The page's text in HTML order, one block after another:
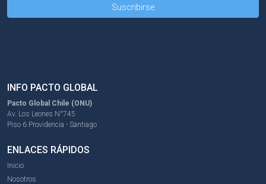
INFO PACTO GLOBAL
Pacto Global Chile (ONU)
Av. Los Leones N°745
Piso 6 Providencia - Santiago
ENLACES RÁPIDOS
Inicio
Nosotros